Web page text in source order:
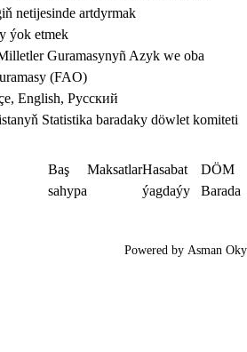
netijesinde artdyrmak
ýok etmek
Guramasynyñ Azyk we oba
(FAO)
, English, Русский
Statistika baradaky döwlet komiteti
Baş
sahypa
MaksatlarHasabat
ýagdaýy
DÖM
Barada
Powered by Asman Oky